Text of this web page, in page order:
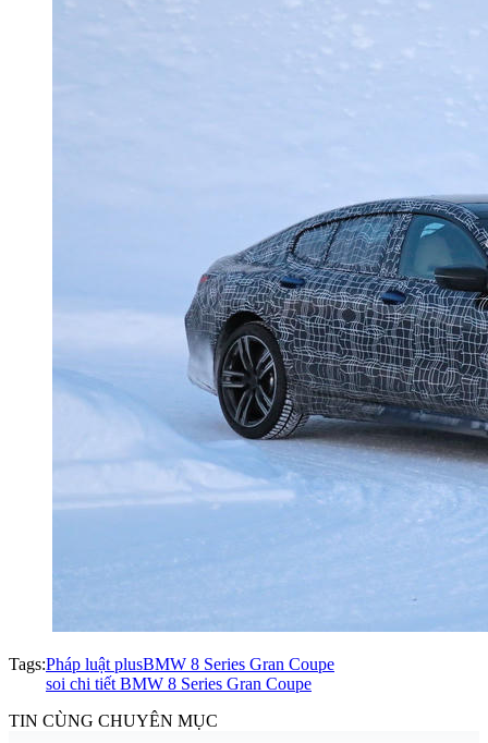
Tags:Pháp luật plusBMW 8 Series Gran Coupe
soi chi tiết BMW 8 Series Gran Coupe
TIN CÙNG CHUYÊN MỤC